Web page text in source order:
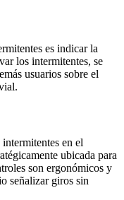
es indicar la
los intermitentes, se
usuarios sobre el
en el
ubicada para
son ergonómicos y
señalizar giros sin